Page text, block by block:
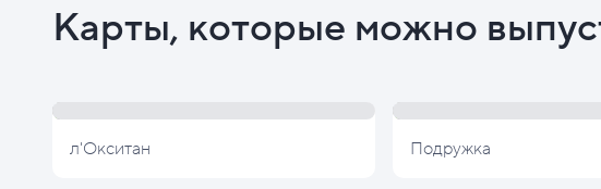
Карты, которые можно
л'Окситан Подружка